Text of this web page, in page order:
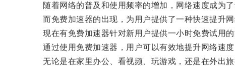
随着网络的普及和使用频率的增加，网络速度成为了
而免费加速器的出现，为用户提供了一种快速提升网
现在有免费加速器针对新用户提供一小时免费试用的
通过使用免费加速器，用户可以有效地提升网络速度
无论是在家里办公、看视频、玩游戏，还是在外出旅